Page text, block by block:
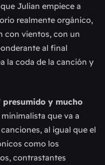
Julian empiece a
realmente orgánico,
con vientos, con un
al final
la coda de la canción y
y mucho
que va a
al igual que el
como los
contrastantes